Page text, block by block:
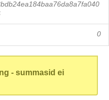
0
- summasid ei